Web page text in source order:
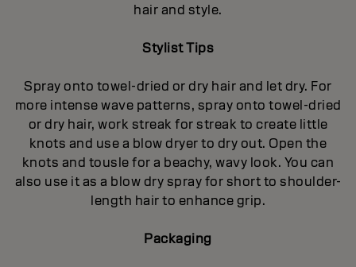
hair and style.
Stylist Tips
Spray onto towel-dried or dry hair and let dry. For
more intense wave patterns, spray onto towel-dried
or dry hair, work streak for streak to create little
knots and use a blow dryer to dry out. Open the
knots and tousle for a beachy, wavy look. You can
also use it as a blow dry spray for short to shoulder-
length hair to enhance grip.
Packaging